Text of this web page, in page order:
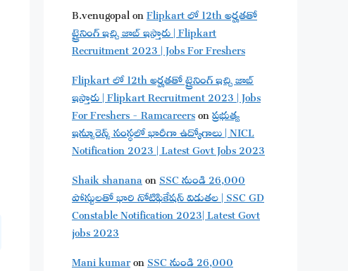
B.venugopalonFlipkart లో 12th అర్హతతో
ట్రైనింగ్ ఇచ్చి జాబ్ ఇస్తారు | Flipkart
Recruitment 2023 | Jobs For Freshers
Flipkart లో 12th అర్హతతో ట్రైనింగ్ ఇచ్చి జాబ్
ఇస్తారు | Flipkart Recruitment 2023 | Jobs
For Freshers - Ramcareersonప్రభుత్వ
ఇన్సూరెన్స్ సంస్థలో భారీగా ఉద్యోగాలు | NICL
Notification 2023 | Latest Govt Jobs 2023
Shaik shananaonSSC నుండి 26,000
పోస్టులతో భారి నోటిఫికేషన్ విడుతల | SSC GD
Constable Notification 2023| Latest Govt
jobs 2023
Mani kumaronSSC నుండి 26,000